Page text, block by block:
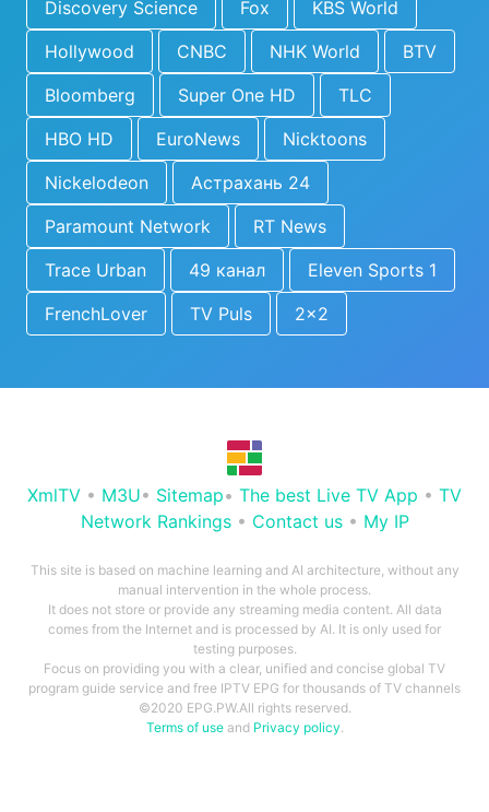
Discovery Science
Fox
KBS World
Hollywood
CNBC NHK World
BTV
Bloomberg
Super One HD
TLC
HBO HD
EuroNews
Nicktoons
Nickelodeon
Астрахань 24
Paramount Network
RT News
Trace Urban
49 канал
Eleven Sports 1
FrenchLover
TV Puls 2x2
XmlTV • M3U• Sitemap• The best Live TV App • TV
Network Rankings• Contact us• My IP
This site is based on machine learning and AI architecture, without any
manual intervention in the whole process.
It does not store or provide any streaming media content. All data
comes from the Internet and is processed by AI. It is only used for
testing purposes.
Focus on providing you with a clear, unified and concise global TV
program guide service and free IPTV EPG for thousands of TV channels
©2020 EPG.PW.All rights reserved.
Terms of useand Privacy policy.